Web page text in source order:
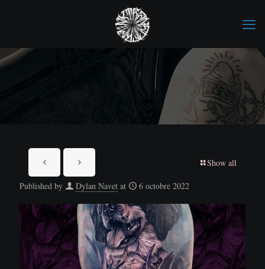
Show all
Published by Dylan Navet at 6 octobre 2022